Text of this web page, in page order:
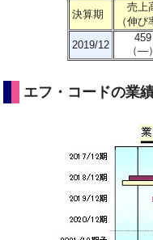
決算期
売上
（伸び
2019/12
459
（―）
エフ・コードの業